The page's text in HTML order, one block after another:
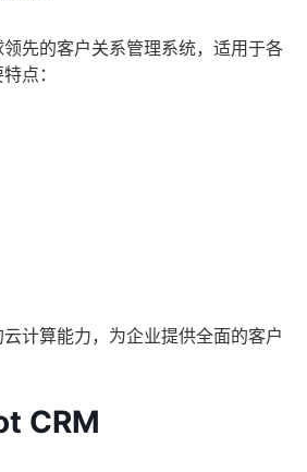
先的客户关系管理系统，适用于各
点：
计算能力，为企业提供全面的客户
CRM